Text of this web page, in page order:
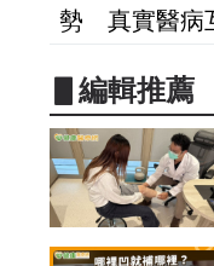
勢 真實醫病
▋編輯推薦